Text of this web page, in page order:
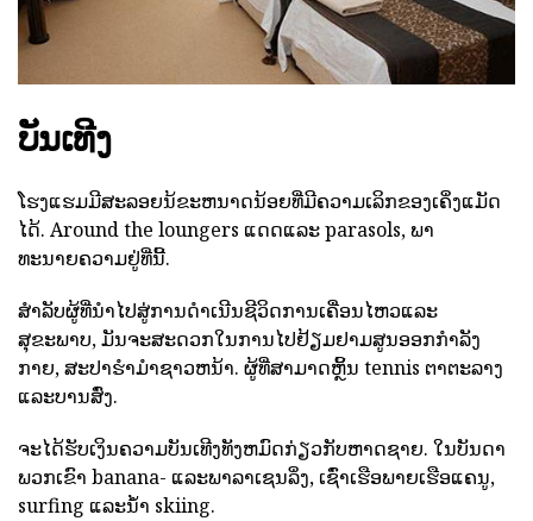
ບັນເທີງ
ໂຮງແຮມມີສະລອຍນ້ຂະຫນາດນ້ອຍທີ່ມີຄວາມເລິກຂອງເຄິ່ງແມັດ
ໄດ້. Around the loungers ແດດແລະ parasols, ພາ
ທະນາຍຄວາມຢູ່ທີ່ນີ້.
ສໍາລັບຜູ້ທີ່ນໍາໄປສູ່ການດໍາເນີນຊີວິດການເຄື່ອນໄຫວແລະ
ສຸຂະພາບ, ມັນຈະສະດວກໃນການໄປຢ້ຽມຢາມສູນອອກກໍາລັງ
ກາຍ, ສະປາຮໍາມໍາຊາວຫນ້າ. ຜູ້ທີ່ສາມາດຫຼິ້ນ tennis ຕາຕະລາງ
ແລະບານສົ່ງ.
ຈະໄດ້ຮັບເງິນຄວາມບັນເທີງທັງຫມົດກ່ຽວກັບຫາດຊາຍ. ໃນບັນດາ
ພວກເຂົາ banana- ແລະພາລາເຊນລິ່ງ, ເຊົ່າເຮືອພາຍເຮືອແຄນູ,
surfing ແລະນ້ໍາ skiing.